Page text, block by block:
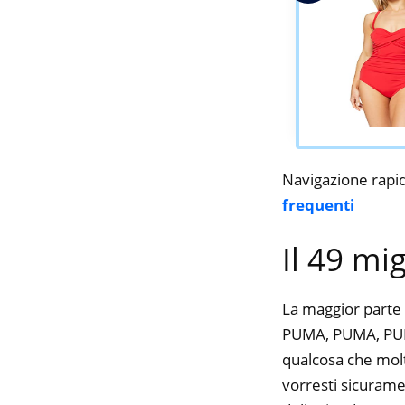
Navigazione
frequenti
Il 49
La maggior
PUMA, PUMA,
qualcosa che
vorresti